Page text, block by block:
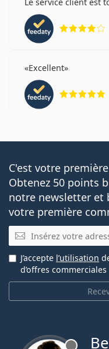
Le service client est
Excellent
C'est votre
Obtenez 50 points
notre newsletter et
votre première
E-mail
J’accepte l’utilisation
d’offres commerciales